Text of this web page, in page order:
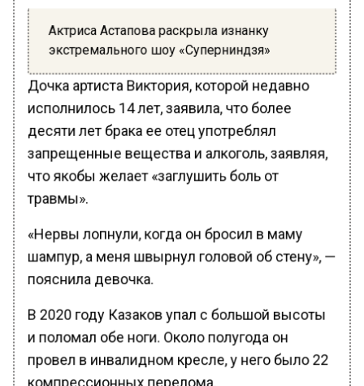
Актриса Астапова раскрыла изнанку
экстремального шоу «Суперниндзя»
Дочка артиста Виктория, которой недавно
исполнилось 14 лет, заявила, что более
десяти лет брака ее отец употреблял
запрещенные вещества и алкоголь, заявляя,
что якобы желает «заглушить боль от
травмы».
«Нервы лопнули, когда он бросил в маму
шампур, а меня швырнул головой об стену», —
пояснила девочка.
В 2020 году Казаков упал с большой высоты
и поломал обе ноги. Около полугода он
провел в инвалидном кресле, у него было 22
компрессионных перелома.